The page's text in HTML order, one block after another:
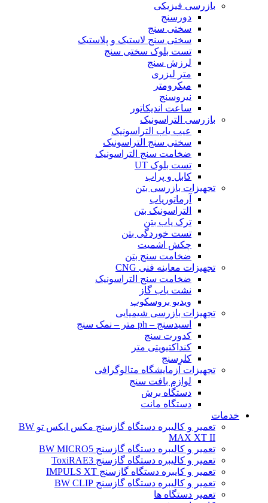
بازرسی فیزیکی
دورسنج
سختی سنج
سختی سنج لاستیک و پلاستیک
تست بلوک سختی سنج
لرزش سنج
متر لیزری
میکرومتر
نیروسنج
ساعت اندیکاتور
بازرسی التراسونیک
عیب یاب التراسونیک
سختی سنج التراسونیک
ضخامت سنج التراسونیک
تست بلوک UT
کابل و پراب
تجهیزات بازرسی بتن
آرماتوریاب
التراسونیک بتن
ترک یاب بتن
تست خوردگی بتن
چکش اشمیت
ضخامت سنج بتن
تجهیزات معاینه فنی CNG
ضخامت سنج التراسونیک
نشت یاب گاز
ویدیو بروسکوپ
تجهیزات بازرسی شیمیایی
اسیدسنج – ph متر – نمک سنج
کدورت سنج
کنداکتیویتی متر
کلرسنج
تجهیزات آزمایشگاه متالوگرافی
لوازم بافت سنج
دستگاه برش
دستگاه مانت
خدمات
تعمیر و کالیبره دستگاه گازسنج مکس ایکس تو BW
MAX XT II
تعمیر و کالیبره دستگاه گازسنج BW MICRO5
تعمیر و کالیبره دستگاه گازسنج ToxiRAE3
تعمیر و کایبره دستگاه گازسنج IMPULS XT
تعمیر و کالیبره دستگاه گازسنج BW CLIP
تعمیر دستگاه ها